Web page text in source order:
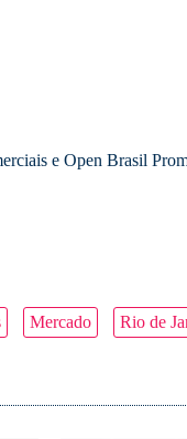
e Open Brasil
Mercado Rio de